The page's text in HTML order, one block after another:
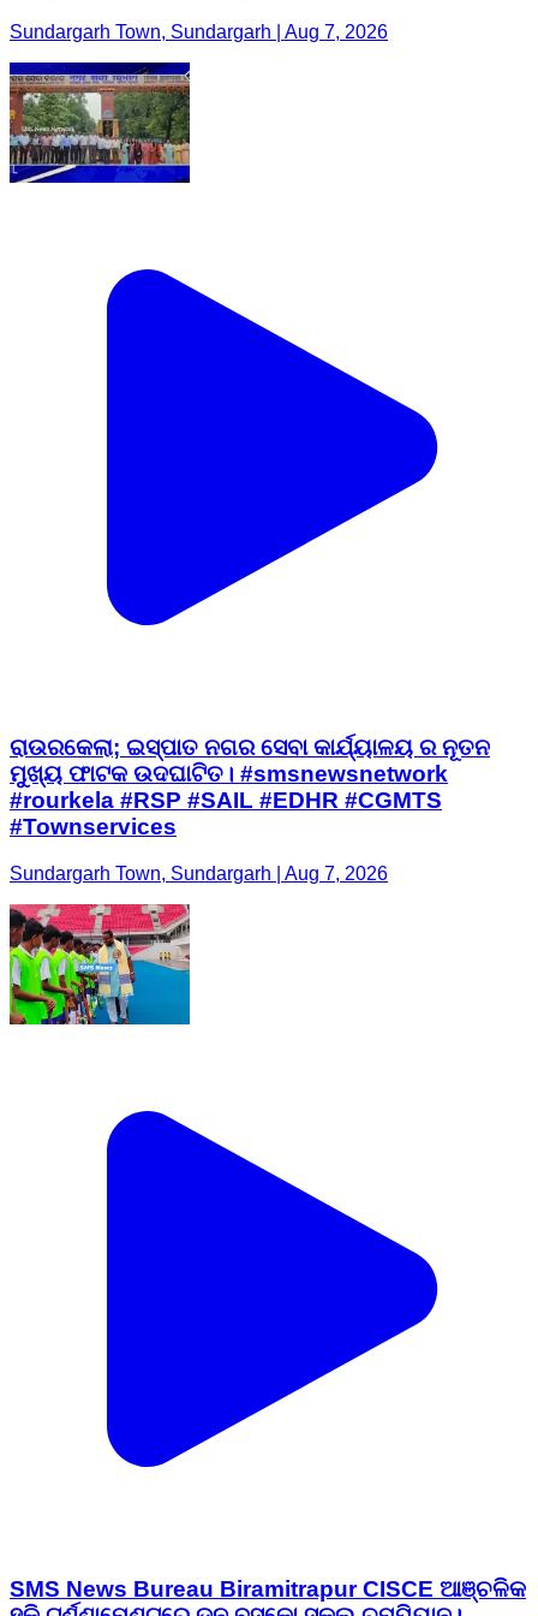
Sundargarh Town, Sundargarh | Aug 7, 2026
ରାଉରକେଲା; ଇସ୍ପାତ ନଗର ସେବା କାର୍ଯ୍ୟାଳୟ ର ନୂତନ
ମୁଖ୍ୟ ଫାଟକ ଉଦଘାଟିତ। #smsnewsnetwork
#rourkela #RSP #SAIL #EDHR #CGMTS
#Townservices
Sundargarh Town, Sundargarh | Aug 7, 2026
SMS News Bureau Biramitrapur CISCE ଆଞ୍ଚଳିକ